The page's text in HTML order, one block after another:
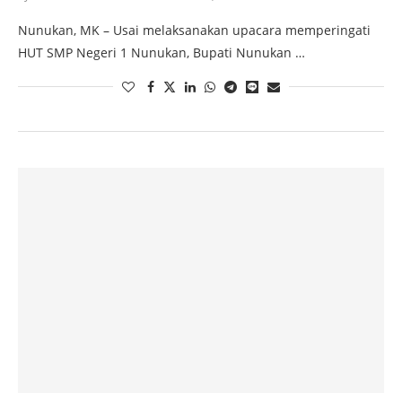
Nunukan, MK – Usai melaksanakan upacara memperingati
HUT SMP Negeri 1 Nunukan, Bupati Nunukan …